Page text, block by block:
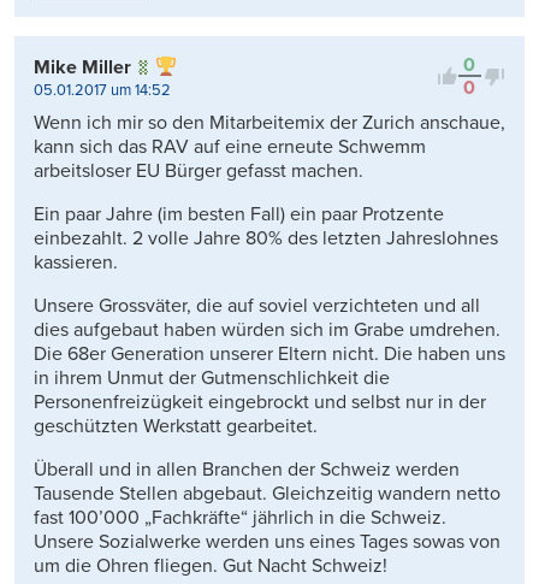
0
0
Mike Miller
05.01.2017 um 14:52
Wenn ich mir so den Mitarbeitemix der Zurich anschaue,
kann sich das RAV auf eine erneute Schwemm
arbeitsloser EU Bürger gefasst machen.
Ein paar Jahre (im besten Fall) ein paar Protzente
einbezahlt. 2 volle Jahre 80% des letzten Jahreslohnes
kassieren.
Unsere Grossväter, die auf soviel verzichteten und all
dies aufgebaut haben würden sich im Grabe umdrehen.
Die 68er Generation unserer Eltern nicht. Die haben uns
in ihrem Unmut der Gutmenschlichkeit die
Personenfreizügkeit eingebrockt und selbst nur in der
geschützten Werkstatt gearbeitet.
Überall und in allen Branchen der Schweiz werden
Tausende Stellen abgebaut. Gleichzeitig wandern netto
fast 100’000 „Fachkräfte“ jährlich in die Schweiz.
Unsere Sozialwerke werden uns eines Tages sowas von
um die Ohren fliegen. Gut Nacht Schweiz!